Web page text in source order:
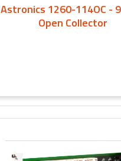
Astronics 1260-114OC -
Open Collector